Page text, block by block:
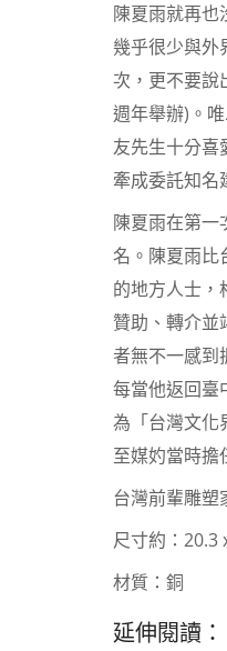
陳夏雨就再也
幾乎很少與外
次，更不要說
週年舉辦)。
友先生十分喜
牽成委託知名
陳夏雨在第一
名。陳夏雨比
的地方人士，
贊助、轉介並
者無不一感到
每當他返回臺
為「台灣文化
至媒妁當時擔
台灣前輩雕塑
尺寸約： 20.3
材質：銅
延伸閱讀：